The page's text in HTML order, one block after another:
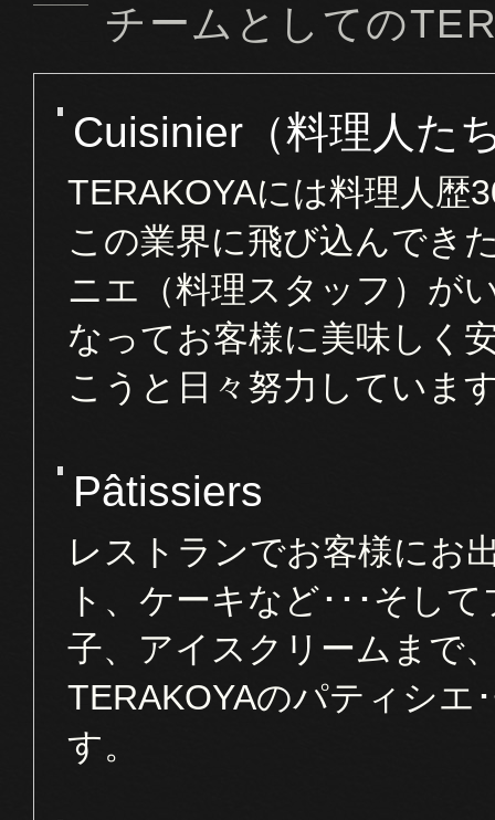
チームとしての
Cuisinier（料理人た
TERAKOYAには料理人歴
この業界に飛び込んでき
ニエ（料理スタッフ）が
なってお客様に美味しく
こうと日々努力していま
Pâtissiers
レストランでお客様にお
ト、ケーキなど･･･そし
子、アイスクリームまで
TERAKOYAのパティシエ
す。